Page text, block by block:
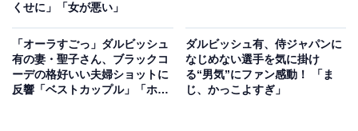
くせに」「女が悪い」
「オーラすごっ」ダルビッシュ
有の妻・聖子さん、ブラックコ
ーデの格好いい夫婦ショットに
反響「ベストカップル」「ホン
ダルビッシュ有、侍ジャパンに
なじめない選手を気に掛け
る“男気”にファン感動！ 「ま
じ、かっこよすぎ」